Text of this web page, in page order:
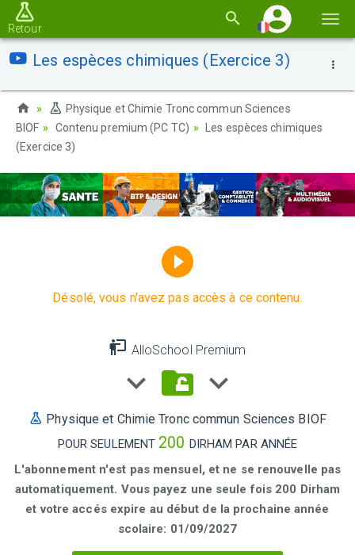
la
Retour
Les espèces chimiques (Exercice 3)
Physique et Chimie Tronc commun Sciences
BIOF
Contenu premium (PC TC)
Les espèces chimiques
(Exercice 3)
Désolé, vous n'avez pas accès à ce contenu.
AlloSchool Premium
Physique et Chimie Tronc commun Sciences BIOF
POUR SEULEMENT 200 DIRHAM PAR ANNÉE
L'abonnement n'est pas mensuel, et ne se renouvelle pas
automatiquement. Vous payez une seule fois 200 Dirham
et votre accés expire au début de la prochaine année
scolaire: 01/09/2027